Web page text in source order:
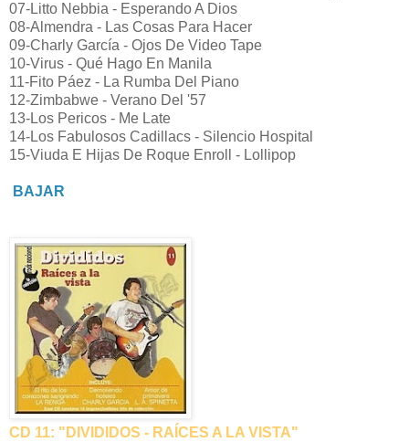
07-Litto Nebbia - Esperando A Dios
08-Almendra - Las Cosas Para Hacer
09-Charly García - Ojos De Video Tape
10-Virus - Qué Hago En Manila
11-Fito Páez - La Rumba Del Piano
12-Zimbabwe - Verano Del '57
13-Los Pericos - Me Late
14-Los Fabulosos Cadillacs - Silencio Hospital
15-Viuda E Hijas De Roque Enroll - Lollipop
BAJAR
CD 11: "DIVIDIDOS - RAÍCES A LA VISTA"